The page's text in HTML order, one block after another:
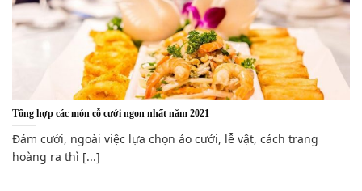
Tổng hợp các món cỗ cưới ngon nhất năm 2021
Đám cưới, ngoài việc lựa chọn áo cưới, lễ vật, cách trang
hoàng ra thì [...]